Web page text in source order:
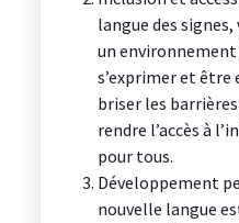
langue des
un
s’exprimer et être
briser les
rendre l’accès à
pour tous.
Développement
nouvelle langue